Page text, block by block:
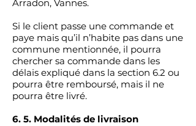
Arradon, Vannes.
Si le client passe une commande et
paye mais qu’il n’habite pas dans une
commune mentionnée, il pourra
chercher sa commande dans les
délais expliqué dans la section 6.2 ou
pourra être remboursé, mais il ne
pourra être livré.
6. 5. Modalités de livraison